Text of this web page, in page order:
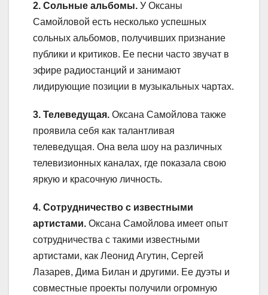
2. Сольные альбомы. У Оксаны
Самойловой есть несколько успешных
сольных альбомов, получивших признание
публики и критиков. Ее песни часто звучат в
эфире радиостанций и занимают
лидирующие позиции в музыкальных чартах.
3. Телеведущая. Оксана Самойлова также
проявила себя как талантливая
телеведущая. Она вела шоу на различных
телевизионных каналах, где показала свою
яркую и красочную личность.
4. Сотрудничество с известными
артистами. Оксана Самойлова имеет опыт
сотрудничества с такими известными
артистами, как Леонид Агутин, Сергей
Лазарев, Дима Билан и другими. Ее дуэты и
совместные проекты получили огромную